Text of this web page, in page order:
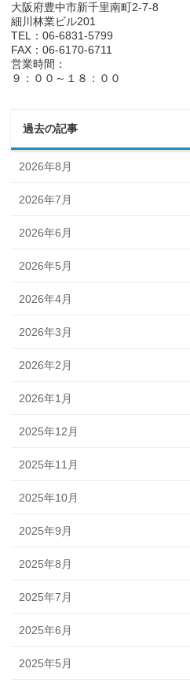
大阪府豊中市新千里南町2-7-8
細川林業ビル201
TEL：06-6831-5799
FAX：06-6170-6711
営業時間：
９：００～１８：００
過去の記事
2026年8月
2026年7月
2026年6月
2026年5月
2026年4月
2026年3月
2026年2月
2026年1月
2025年12月
2025年11月
2025年10月
2025年9月
2025年8月
2025年7月
2025年6月
2025年5月